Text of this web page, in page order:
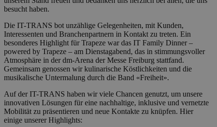
besucht haben.
Die IT-TRANS bot unzählige Gelegenheiten, mit Kunden,
Interessenten und Branchenpartnern in Kontakt zu treten. Ein
besonderes Highlight für Trapeze war das IT Family Dinner –
powered by Trapeze – am Dienstagabend, das in stimmungsvoller
Atmosphäre in der dm-Arena der Messe Freiburg stattfand.
Gemeinsam genossen wir kulinarische Köstlichkeiten und die
musikalische Untermalung durch die Band «Freiheit».
Auf der IT-TRANS haben wir viele Chancen genutzt, um unsere
innovativen Lösungen für eine nachhaltige, inklusive und vernetzte
Mobilität zu präsentieren und neue Kontakte zu knüpfen. Hier
einige unserer Highlights: